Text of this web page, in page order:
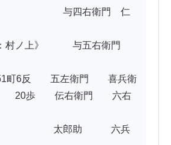
衛門　仁
上》　　　与五右衛門
　　五左衛門　　喜兵衛
伝右衛門　　六右
　　　六兵